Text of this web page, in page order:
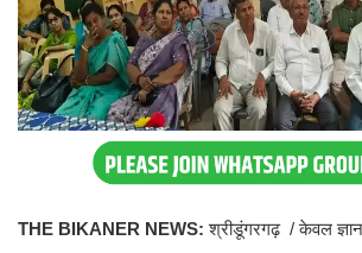
THE BIKANER NEWS:श्रीडूंगरगढ़ / केवल ज्ञान